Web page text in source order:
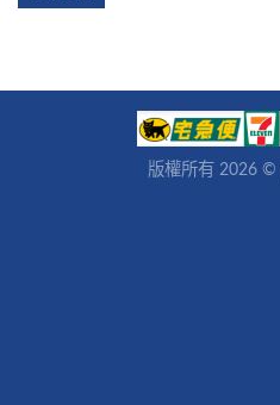
版權所有 2026 ©